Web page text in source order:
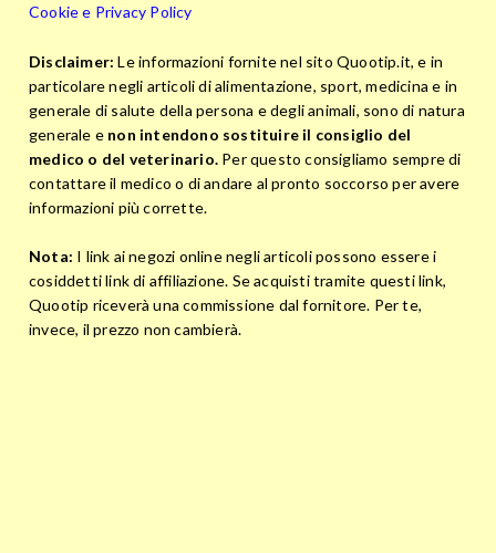
Cookie e Privacy Policy
Disclaimer: Le informazioni fornite nel sito Quootip.it, e in
particolare negli articoli di alimentazione, sport, medicina e in
generale di salute della persona e degli animali, sono di natura
generale e non intendono sostituire il consiglio del
medico o del veterinario. Per questo consigliamo sempre di
contattare il medico o di andare al pronto soccorso per avere
informazioni più corrette.
Nota: I link ai negozi online negli articoli possono essere i
cosiddetti link di affiliazione. Se acquisti tramite questi link,
Quootip riceverà una commissione dal fornitore. Per te,
invece, il prezzo non cambierà.